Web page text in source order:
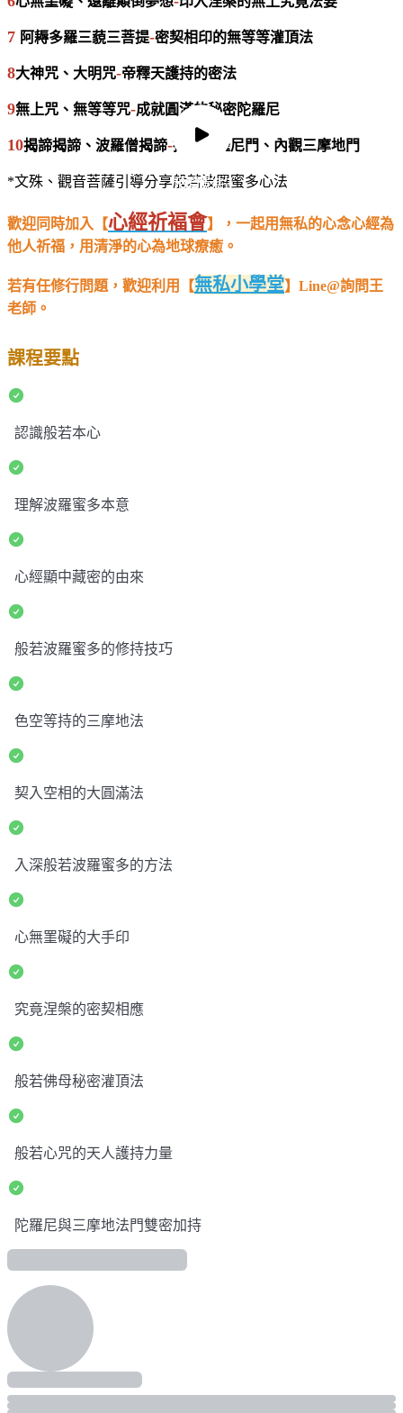
預覽影片
7 阿耨多羅三藐三菩提-密契相印的無等等灌頂法
8大神咒、大明咒-帝釋天護持的密法
9無上咒、無等等咒-成就圓滿的秘密陀羅尼
10揭諦揭諦、波羅僧揭諦-持咒陀羅尼門、內觀三摩地門
*文殊、觀音菩薩引導分享般若波羅蜜多心法
歡迎同時加入【心經祈褔會】，一起用無私的心念心經為
他人祈福，用清淨的心為地球療癒。
若有任修行問題，歡迎利用【無私小學堂】Line@詢問王
老師。
課程要點
認識般若本心
理解波羅蜜多本意
心經顯中藏密的由來
般若波羅蜜多的修持技巧
色空等持的三摩地法
契入空相的大圓滿法
入深般若波羅蜜多的方法
心無罣礙的大手印
究竟涅槃的密契相應
般若佛母秘密灌頂法
般若心咒的天人護持力量
陀羅尼與三摩地法門雙密加持
預覽影片